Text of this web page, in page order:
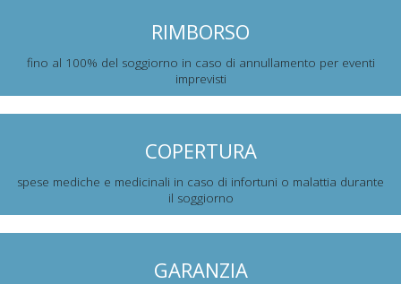
RIMBORSO
fino al 100% del soggiorno in caso di annullamento per eventi
imprevisti
COPERTURA
spese mediche e medicinali in caso di infortuni o malattia durante
il soggiorno
GARANZIA